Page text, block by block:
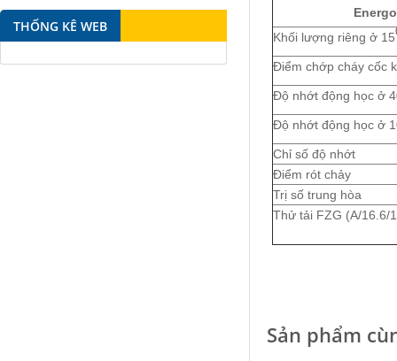
Khối lượng riêng ở 15
Điểm chớp cháy cốc
Độ nhớt động học ở
Độ nhớt động học ở
Chỉ số độ nhớt
Điểm rót chảy
Trị số trung hòa
Thử tải FZG (A/16.6/
Sản phẩm
Falcon S-350 Chất chống gỉ bôi
trơn đa năng – Multipurpose
lubricating antirust agent
THỐNG KÊ WEB